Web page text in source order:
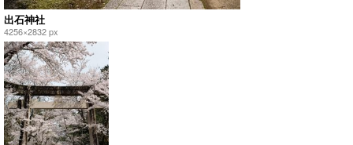
出石神社
4256×2832 px